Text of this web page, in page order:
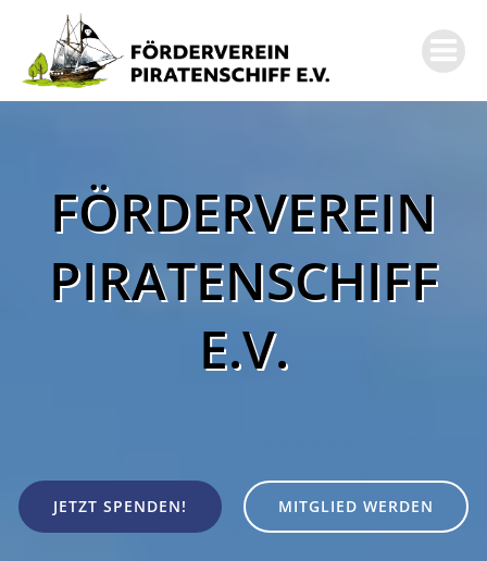
springen
FÖRDERVEREIN
PIRATENSCHIFF
E.V.
JETZT SPENDEN! MITGLIED WERDEN